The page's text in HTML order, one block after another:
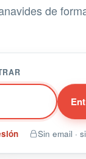
de
Sin email ·